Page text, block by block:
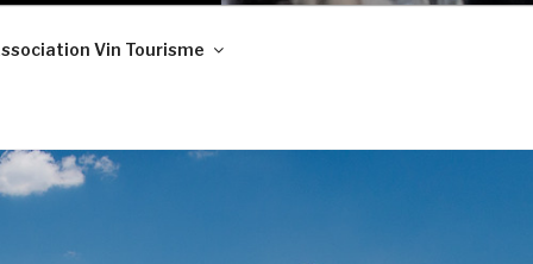
Vin Tourisme